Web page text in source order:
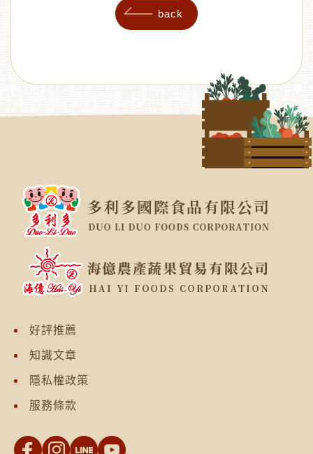
back
好評推薦
知識文章
隱私權政策
服務條款